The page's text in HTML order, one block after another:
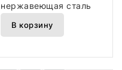
нержавеющая сталь
В корзину